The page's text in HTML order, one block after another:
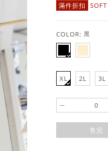
滿件折扣
COLOR: 黑
XL 2L 3L
-
售完